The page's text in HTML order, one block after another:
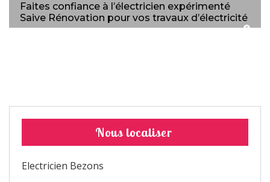
Faites confiance à l’électricien expérimenté
Saive Rénovation pour vos travaux d’électricité
Nous localiser
Electricien Bezons